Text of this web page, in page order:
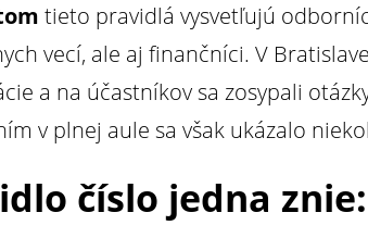
tieto pravidlá vysvetľujú
vecí, ale aj finančníci. V
a na účastníkov sa zosypali
v plnej aule sa však ukázalo
číslo jedna znie: